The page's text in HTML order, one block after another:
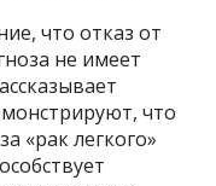
что отказ от
не имеет
что
«рак легкого»